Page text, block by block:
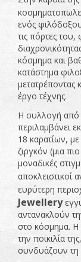
ενός
τις πόρτες
κόσμημα και
κατάστημα
μετατρέποντας
έργο τέχνης.
Η συλλογή από
περιλαμβάνει
18 καρατίων,
ζιργκόν (μια
μοναδικές
αποκλειστικοί
ευρύτερη
Jewellery
αντανακλούν
στο κόσμημα. Η
την ποικιλία
συνδυάζουν τη